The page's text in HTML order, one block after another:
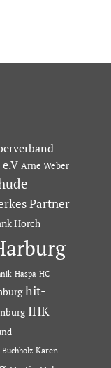
Arne Weber
Partner
Horch
Haspa HC
hit-
IHK
Karen